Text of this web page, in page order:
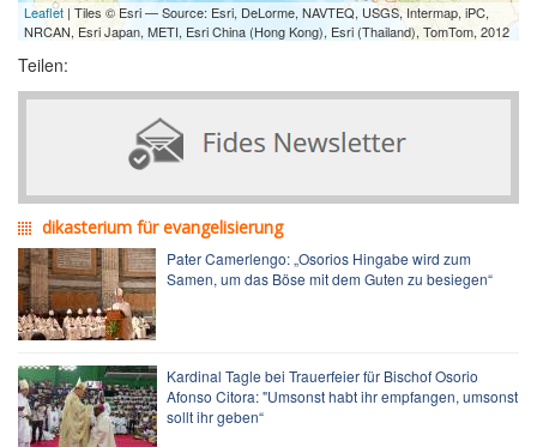
Leaflet | Tiles © Esri — Source: Esri, DeLorme, NAVTEQ, USGS, Intermap, iPC,
NRCAN, Esri Japan, METI, Esri China (Hong Kong), Esri (Thailand), TomTom, 2012
Teilen:
dikasterium für evangelisierung
Pater Camerlengo: „Osorios Hingabe wird zum
Samen, um das Böse mit dem Guten zu besiegen“
Kardinal Tagle bei Trauerfeier für Bischof Osorio
Afonso Citora: "Umsonst habt ihr empfangen, umsonst
sollt ihr geben“